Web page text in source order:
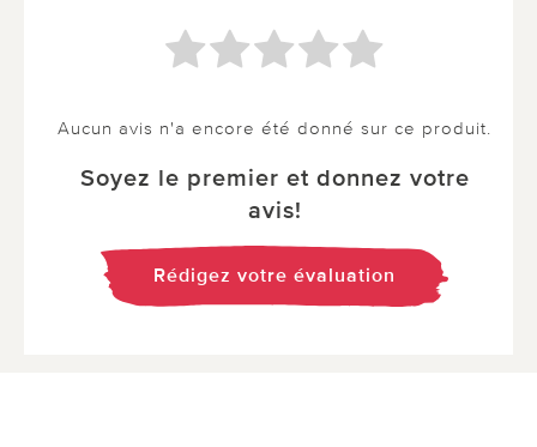
Aucun avis n'a encore été donné sur ce produit.
Soyez le premier et donnez votre
avis!
Rédigez votre évaluation